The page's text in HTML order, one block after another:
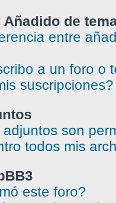
de
entre
a un foro o
suscripciones?
son
todos mis
este foro?